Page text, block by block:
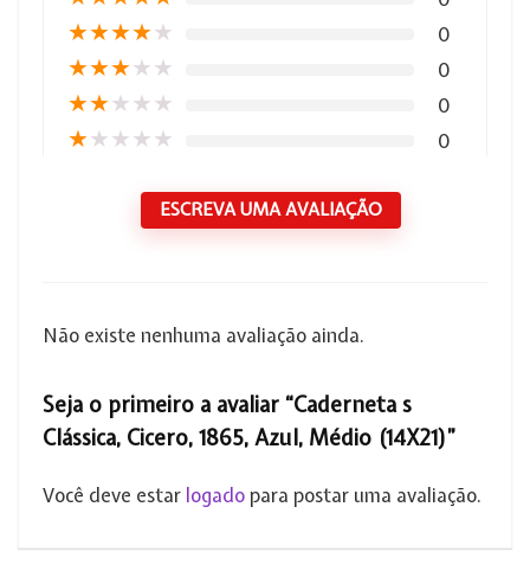
★★★★★ 0
★★★★★ 0
★★★★★ 0
★★★★★ 0
ESCREVA UMA AVALIAÇÃO
Não existe nenhuma avaliação ainda.
Seja o primeiro a avaliar “Caderneta s
Clássica, Cicero, 1865, Azul, Médio (14X21)”
Você deve estar logadopara postar uma avaliação.